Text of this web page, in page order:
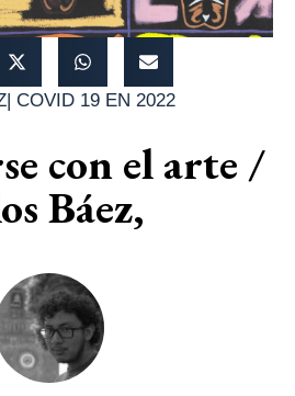
COVID 19 EN 2022
con el arte /
Báez,